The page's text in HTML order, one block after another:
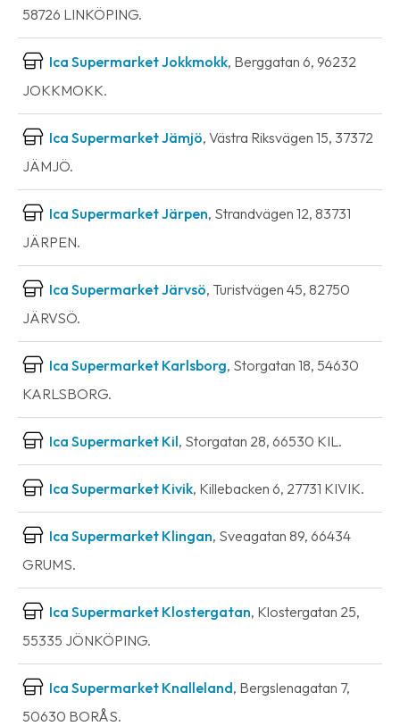
58726 LINKÖPING.
Ica Supermarket Jokkmokk, Berggatan 6, 96232
JOKKMOKK.
Ica Supermarket Jämjö, Västra Riksvägen 15, 37372
JÄMJÖ.
Ica Supermarket Järpen, Strandvägen 12, 83731
JÄRPEN.
Ica Supermarket Järvsö, Turistvägen 45, 82750
JÄRVSÖ.
Ica Supermarket Karlsborg, Storgatan 18, 54630
KARLSBORG.
Ica Supermarket Kil, Storgatan 28, 66530 KIL.
Ica Supermarket Kivik, Killebacken 6, 27731 KIVIK.
Ica Supermarket Klingan, Sveagatan 89, 66434
GRUMS.
Ica Supermarket Klostergatan, Klostergatan 25,
55335 JÖNKÖPING.
Ica Supermarket Knalleland, Bergslenagatan 7,
50630 BORÅS.